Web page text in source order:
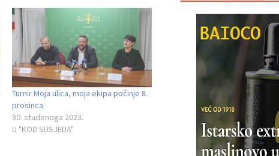
Turnir Moja ulica, moja ekipa počinje 8.
prosinca
30. studenoga 2023.
U "KOD SUSJEDA"